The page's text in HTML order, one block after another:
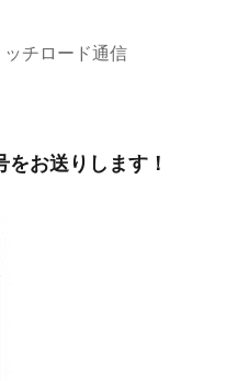
ッチロード通信
お送りします！